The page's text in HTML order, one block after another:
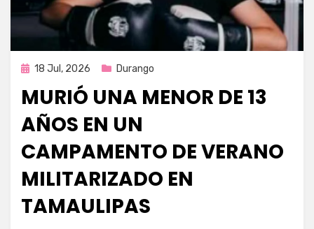
Publicada
18 Jul, 2026 Durango
MURIÓ UNA MENOR DE 13
AÑOS EN UN
CAMPAMENTO DE VERANO
MILITARIZADO EN
TAMAULIPAS